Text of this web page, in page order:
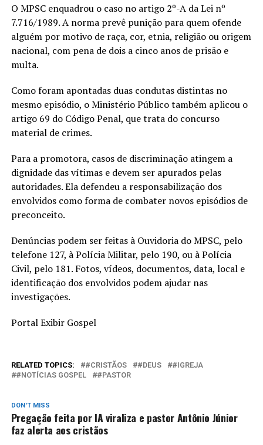
O MPSC enquadrou o caso no artigo 2º-A da Lei nº
7.716/1989. A norma prevê punição para quem ofende
alguém por motivo de raça, cor, etnia, religião ou origem
nacional, com pena de dois a cinco anos de prisão e
multa.
Como foram apontadas duas condutas distintas no
mesmo episódio, o Ministério Público também aplicou o
artigo 69 do Código Penal, que trata do concurso
material de crimes.
Para a promotora, casos de discriminação atingem a
dignidade das vítimas e devem ser apurados pelas
autoridades. Ela defendeu a responsabilização dos
envolvidos como forma de combater novos episódios de
preconceito.
Denúncias podem ser feitas à Ouvidoria do MPSC, pelo
telefone 127, à Polícia Militar, pelo 190, ou à Polícia
Civil, pelo 181. Fotos, vídeos, documentos, data, local e
identificação dos envolvidos podem ajudar nas
investigações.
Portal Exibir Gospel
RELATED TOPICS: #CRISTÃOS #DEUS
#IGREJA
#NOTÍCIAS GOSPEL
#PASTOR
DON'T MISS
Pregação feita por IA viraliza e pastor Antônio Júnior
faz alerta aos cristãos